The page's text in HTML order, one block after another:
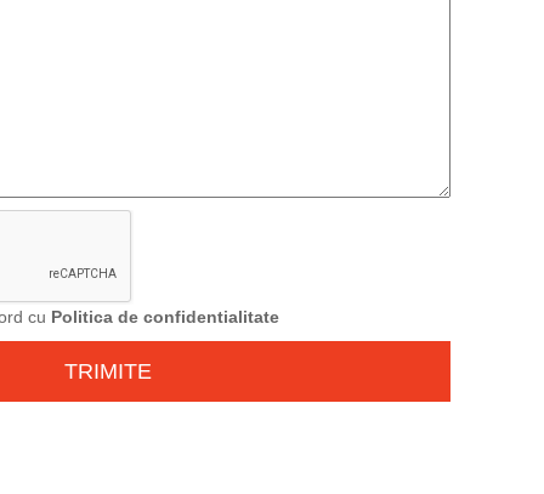
cu Politica de confidentialitate
TRIMITE